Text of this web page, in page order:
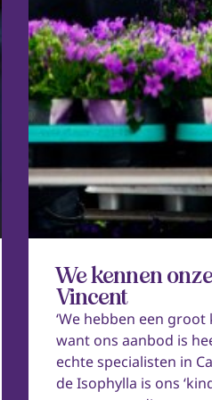
We kennen
Vincent
‘We hebben een
want ons aanbod is
echte specialisten in
de Isophylla is ons